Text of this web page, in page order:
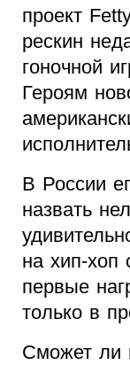
проект
рескин
гоночной
Героям
В России
назвать
на хип-хоп
первые
только в
Сможет ли